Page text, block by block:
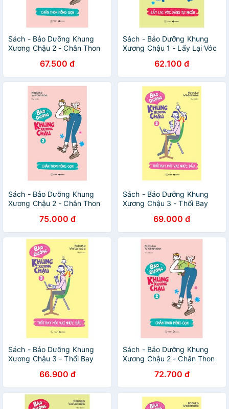
Sách - Bảo Dưỡng Khung
Xương Chậu 2 - Chân Thon
67.500 đ
Sách - Bảo Dưỡng Khung
Xương Chậu 1 - Lấy Lại Vóc
62.100 đ
Sách - Bảo Dưỡng Khung
Xương Chậu 2 - Chân Thon
75.000 đ
Sách - Bảo Dưỡng Khung
Xương Chậu 3 - Thổi Bay
69.000 đ
Sách - Bảo Dưỡng Khung
Xương Chậu 3 - Thổi Bay
66.900 đ
Sách - Bảo Dưỡng Khung
Xương Chậu 2 - Chân Thon
72.700 đ